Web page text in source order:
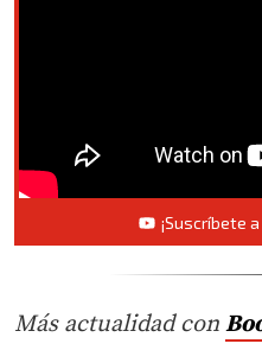
¡Suscríbete
Más actualidad con